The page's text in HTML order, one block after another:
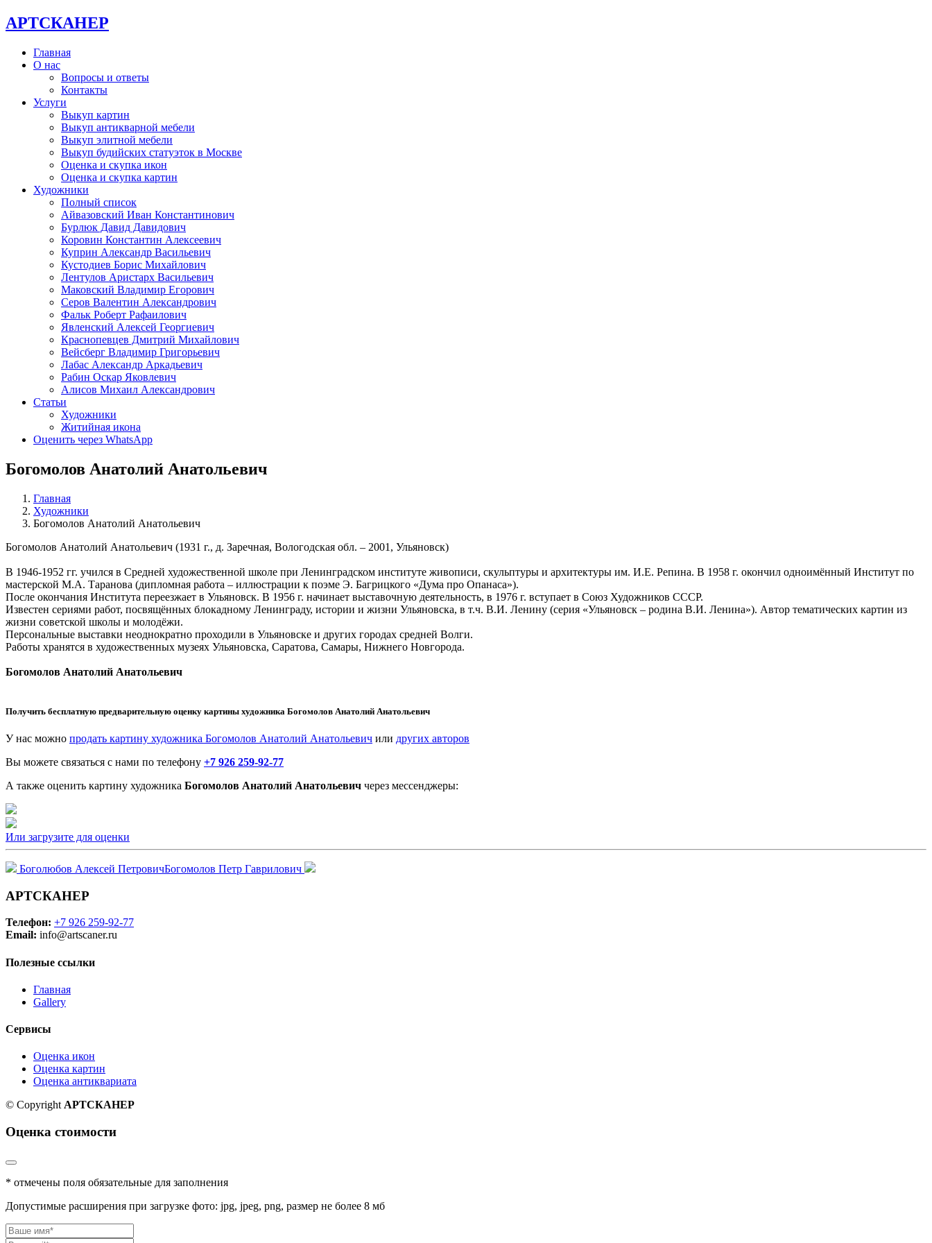
АРТСКАНЕР
Главная
О нас
Вопросы и ответы
Контакты
Услуги
Выкуп картин
Выкуп антикварной мебели
Выкуп элитной мебели
Выкуп будийских статуэток в Москве
Оценка и скупка икон
Оценка и скупка картин
Художники
Полный список
Айвазовский Иван Константинович
Бурлюк Давид Давидович
Коровин Константин Алексеевич
Куприн Александр Васильевич
Кустодиев Борис Михайлович
Лентулов Аристарх Васильевич
Маковский Владимир Егорович
Серов Валентин Александрович
Фальк Роберт Рафаилович
Явленский Алексей Георгиевич
Краснопевцев Дмитрий Михайлович
Вейсберг Владимир Григорьевич
Лабас Александр Аркадьевич
Рабин Оскар Яковлевич
Алисов Михаил Александрович
Статьи
Художники
Житийная икона
Оценить через WhatsApp
Богомолов Анатолий Анатольевич
Главная
Художники
Богомолов Анатолий Анатольевич
Богомолов Анатолий Анатольевич (1931 г., д. Заречная, Вологодская обл. – 2001, Ульяновск)
В 1946-1952 гг. учился в Средней художественной школе при Ленинградском институте живописи, скульптуры и архитектуры им. И.Е. Репина. В 1958 г. окончил одноимённый Институт по
мастерской М.А. Таранова (дипломная работа – иллюстрации к поэме Э. Багрицкого «Дума про Опанаса»).
После окончания Института переезжает в Ульяновск. В 1956 г. начинает выставочную деятельность, в 1976 г. вступает в Союз Художников СССР.
Известен сериями работ, посвящённых блокадному Ленинграду, истории и жизни Ульяновска, в т.ч. В.И. Ленину (серия «Ульяновск – родина В.И. Ленина»). Автор тематических картин из
жизни советской школы и молодёжи.
Персональные выставки неоднократно проходили в Ульяновске и других городах средней Волги.
Работы хранятся в художественных музеях Ульяновска, Саратова, Самары, Нижнего Новгорода.
Богомолов Анатолий Анатольевич
Получить бесплатную предварительную оценку картины художника Богомолов Анатолий Анатольевич
У нас можно продать картину художника Богомолов Анатолий Анатольевич или других авторов
Вы можете связаться с нами по телефону +7 926 259-92-77
А также оценить картину художника Богомолов Анатолий Анатольевич через мессенджеры:
Или загрузите для оценки
Боголюбов Алексей ПетровичБогомолов Петр Гаврилович
АРТСКАНЕР
Телефон: +7 926 259-92-77
Email: info@artscaner.ru
Полезные ссылки
Главная
Gallery
Сервисы
Оценка икон
Оценка картин
Оценка антиквариата
© CopyrightАРТСКАНЕР
Оценка стоимости
* отмечены поля обязательные для заполнения
Допустимые расширения при загрузке фото: jpg, jpeg, png, размер не более 8 мб